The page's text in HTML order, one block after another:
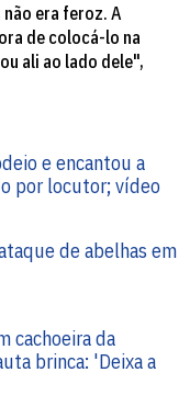
era feroz. A
de colocá-lo na
ali ao lado dele",
e encantou a
por locutor; vídeo
de abelhas em
cachoeira da
brinca: 'Deixa a